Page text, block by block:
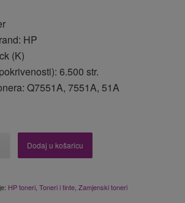
HP
(K)
6.500 str.
Q7551A, 7551A, 51A
Dodaj u košaricu
HP toneri, Toneri i tinte, Zamjenski toneri